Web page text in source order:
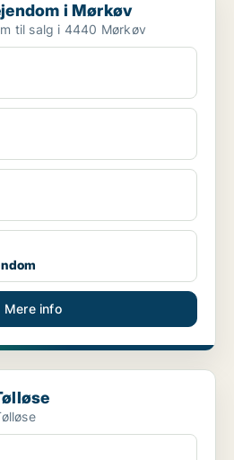
i Mørkøv
til salg i 4440 Mørkøv
Mere info